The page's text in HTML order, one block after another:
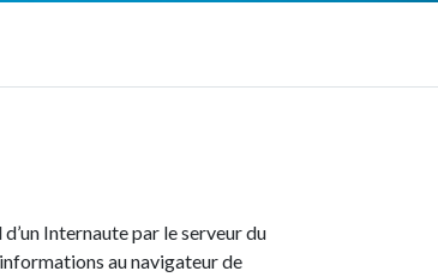
Internaute par le serveur du
au navigateur de